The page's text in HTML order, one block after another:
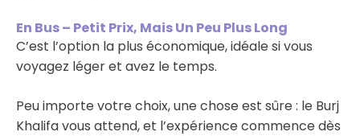
En Bus – Petit Prix, Mais Un Peu Plus Long
C’est l’option la plus économique, idéale si vous
voyagez léger et avez le temps.
Peu importe votre choix, une chose est sûre : le Burj
Khalifa vous attend, et l’expérience commence dès